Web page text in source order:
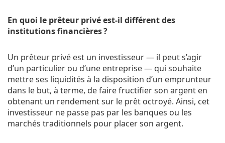
En quoi le prêteur privé est-il différent des
institutions financières ?
Un prêteur privé est un investisseur — il peut s’agir
d’un particulier ou d’une entreprise — qui souhaite
mettre ses liquidités à la disposition d’un emprunteur
dans le but, à terme, de faire fructifier son argent en
obtenant un rendement sur le prêt octroyé. Ainsi, cet
investisseur ne passe pas par les banques ou les
marchés traditionnels pour placer son argent.